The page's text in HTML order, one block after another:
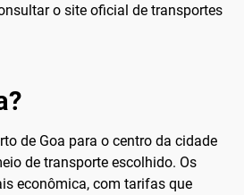
o site oficial de transportes
de Goa para o centro da cidade
de transporte escolhido. Os
econômica, com tarifas que